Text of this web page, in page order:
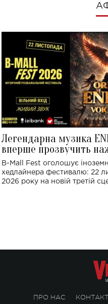
Легендарна музика
вперше прозвучить
Україні: де
B-Mall Fest оголошує
хедлайнера фестивалю: 22
2026 року на новій третій
ПРО НАС